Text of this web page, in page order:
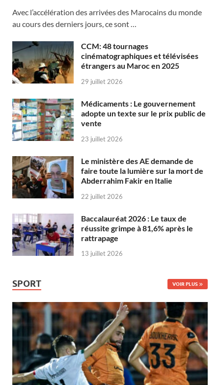
Avec l’accélération des arrivées des Marocains du monde
au cours des derniers jours, ce sont …
CCM: 48 tournages
cinématographiques et télévisées
étrangers au Maroc en 2025
29 juillet 2026
Médicaments : Le gouvernement
adopte un texte sur le prix public de
vente
23 juillet 2026
Le ministère des AE demande de
faire toute la lumière sur la mort de
Abderrahim Fakir en Italie
22 juillet 2026
Baccalauréat 2026 : Le taux de
réussite grimpe à 81,6% après le
rattrapage
13 juillet 2026
SPORT VOIR PLUS